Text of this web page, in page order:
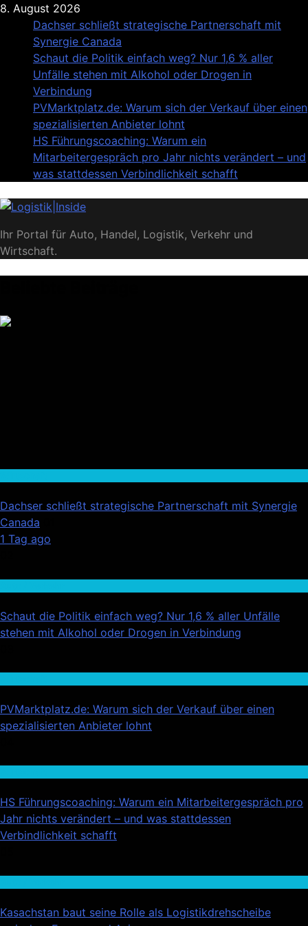
Skip
content
8. August 2026
Dachser schließt strategische Partnerschaft mit
Synergie Canada
Schaut die Politik einfach weg? Nur 1,6 % aller
Unfälle stehen mit Alkohol oder Drogen in
Verbindung
PVMarktplatz.de: Warum sich der Verkauf über einen
spezialisierten Anbieter lohnt
HS Führungscoaching: Warum ein
Mitarbeitergespräch pro Jahr nichts verändert – und
was stattdessen Verbindlichkeit schafft
Logistik|Inside
Ihr Portal für Auto, Handel, Logistik, Verkehr und
Wirtschaft.
Dachser schließt strategische Partnerschaft mit Synergie
Canada
1 Tag ago
Schaut die Politik einfach weg? Nur 1,6 % aller Unfälle
stehen mit Alkohol oder Drogen in Verbindung
PVMarktplatz.de: Warum sich der Verkauf über einen
spezialisierten Anbieter lohnt
HS Führungscoaching: Warum ein Mitarbeitergespräch pro
Jahr nichts verändert – und was stattdessen
Verbindlichkeit schafft
Kasachstan baut seine Rolle als Logistikdrehscheibe